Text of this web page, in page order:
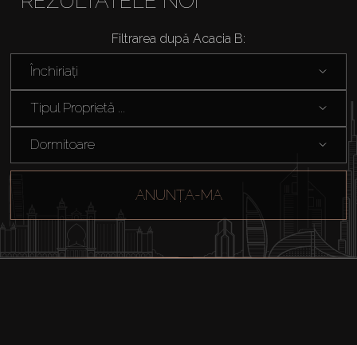
Cumpărați
Închiriați
Vânzare
Agenți
Filtrarea după Acacia B:
Închiriați
Tipul Proprietă ...
Dormitoare
ANUNȚA-MA